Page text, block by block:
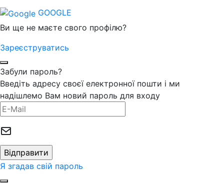
GOOGLE
Ви ще не маєте свого профілю?
Зареєструватись
Забули пароль?
Введіть адресу своєї електронної пошти і ми
надішлемо Вам новий пароль для входу
Я згадав свій пароль